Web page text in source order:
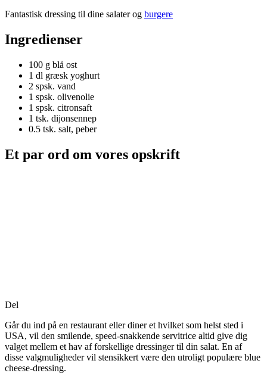
Fantastisk dressing til dine salater og burgere
Ingredienser
100 g blå ost
1 dl græsk yoghurt
2 spsk. vand
1 spsk. olivenolie
1 spsk. citronsaft
1 tsk. dijonsennep
0.5 tsk. salt, peber
Et par ord om vores opskrift
Del
Går du ind på en restaurant eller diner et hvilket som helst sted i
USA, vil den smilende, speed-snakkende servitrice altid give dig
valget mellem et hav af forskellige dressinger til din salat. En af
disse valgmuligheder vil stensikkert være den utroligt populære blue
cheese-dressing.